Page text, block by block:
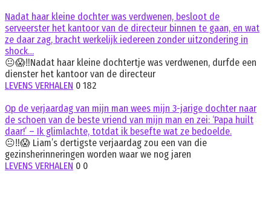
Nadat haar kleine dochter was verdwenen, besloot de
serveerster het kantoor van de directeur binnen te gaan, en wat
ze daar zag, bracht werkelijk iedereen zonder uitzondering in
shock…
😐😱‼️Nadat haar kleine dochtertje was verdwenen, durfde een
dienster het kantoor van de directeur
LEVENS VERHALEN 0 182
Op de verjaardag van mijn man wees mijn 3-jarige dochter naar
de schoen van de beste vriend van mijn man en zei: ‘Papa huilt
daar!’ – Ik glimlachte, totdat ik besefte wat ze bedoelde.
😐‼️😱 Liam’s dertigste verjaardag zou een van die
gezinsherinneringen worden waar we nog jaren
LEVENS VERHALEN 0 0